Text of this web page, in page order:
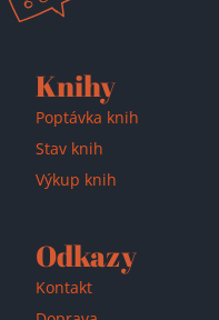
Knihy
Poptávka knih
Stav knih
Výkup knih
Odkazy
Kontakt